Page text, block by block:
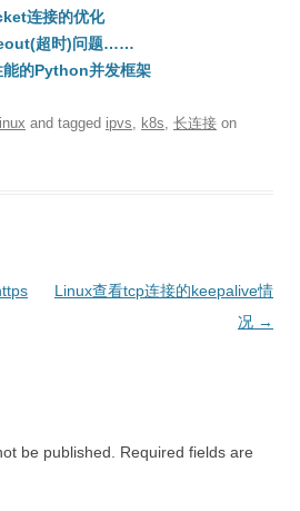
连接的优化
超时)问题……
的Python并发框架
and tagged ipvs, k8s, 长连接 on
Linux查看tcp连接的keepalive情
况 →
be published.
Required fields are